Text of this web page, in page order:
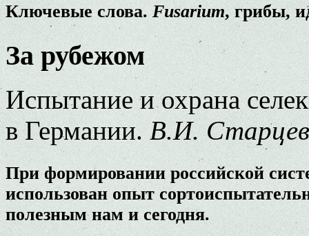
Ключевые слова.Fusarium, грибы,
За рубежом
Испытание и охрана
в Германии.В.И. Старцев
При формировании российской
использован опыт
полезным нам и сегодня.